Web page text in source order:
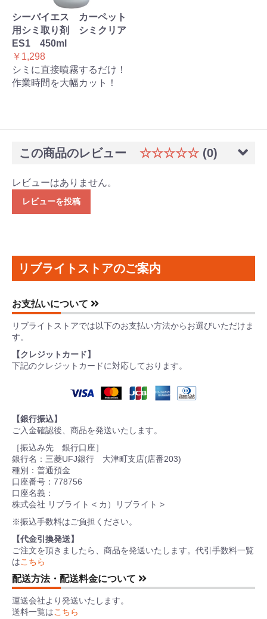
シーバイエス カーペット
用シミ取り剤 シミクリア
ES1 450ml
￥1,298
シミに直接噴霧するだけ！
作業時間を大幅カット！
この商品のレビュー ☆☆☆☆☆ (0)
レビューはありません。
レビューを投稿
リブライトストアのご案内
お支払いについて
リブライトストアでは以下のお支払い方法からお選びいただけま
す。
【クレジットカード】
下記のクレジットカードに対応しております。
【銀行振込】
ご入金確認後、商品を発送いたします。
［振込み先 銀行口座］
銀行名：三菱UFJ銀行 大津町支店(店番203)
種別：普通預金
口座番号：778756
口座名義：
株式会社 リブライト < カ）リブライト >
※振込手数料はご負担ください。
【代金引換発送】
ご注文を頂きましたら、商品を発送いたします。代引手数料一覧
はこちら
配送方法・配送料金について
運送会社より発送いたします。
送料一覧はこちら